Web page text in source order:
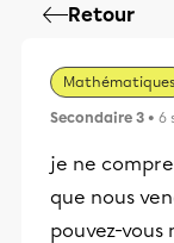
Retour
Mathématiques
Secondaire 3 • 6
je ne
que nous
pouvez-vous